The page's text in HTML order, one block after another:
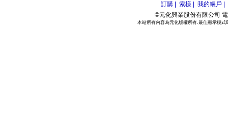
訂購 | 索樣 |
我的帳戶 |
©元化興業股份有限公司
本站所有內容為元化版權所有.最佳顯示模